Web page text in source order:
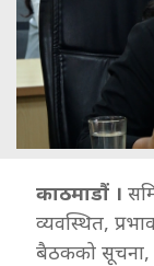
काठमाडौं ।
व्यवस्थित,
बैठकको सूचना,